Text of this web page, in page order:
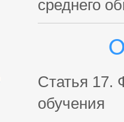
среднего
Статья 17.
обучения